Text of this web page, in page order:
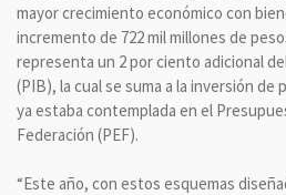
mayor crecimiento económico con
incremento de 722 mil millones de
representa un 2 por ciento adicional
(PIB), la cual se suma a la inversión de
ya estaba contemplada en el
Federación (PEF).
“Este año, con estos esquemas